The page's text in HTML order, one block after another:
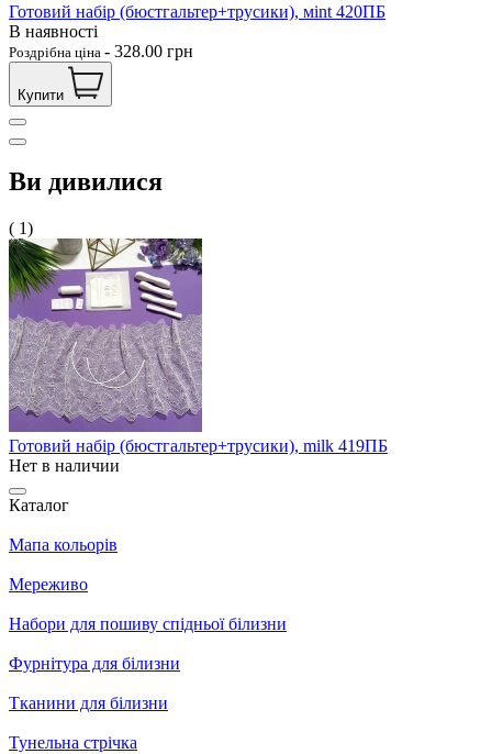
Готовий набір (бюстгальтер+трусики), мint 420ПБ
В наявності
Роздрібна ціна - 328.00 грн
Купити
Ви дивилися
( 1)
Готовий набір (бюстгальтер+трусики), milk 419ПБ
Нет в наличии
Каталог
Мапа кольорів
Мереживо
Набори для пошиву спідньої білизни
Фурнітура для білизни
Тканини для білизни
Тунельна стрічка